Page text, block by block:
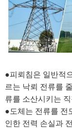
●피뢰침은 일반적
르는 낙뢰 전류를
류를 소산시키는
●도체는 전류를 전
인한 전력 손실과